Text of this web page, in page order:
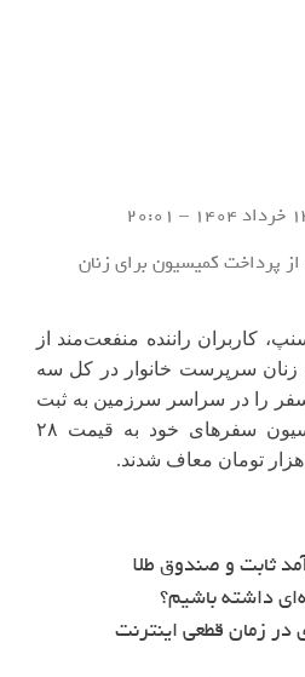
پرداخت کمیسیون برای زنان
کاربران راننده منفعت‌مند از
سرپرست خانوار در کل سه
را در سراسر سرزمین به ثبت
رساندند و از پرداخت کمیسیون سفرهای خود به قیمت ۲۸
ثابت و صندوق طلا
داشته باشیم؟
زمان قطعی اینترنت